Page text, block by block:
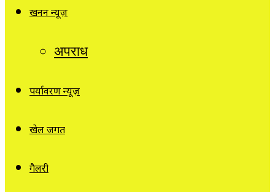
खनन न्यूज़
अपराध
पर्यावरण न्यूज़
खेल जगत
गैलरी